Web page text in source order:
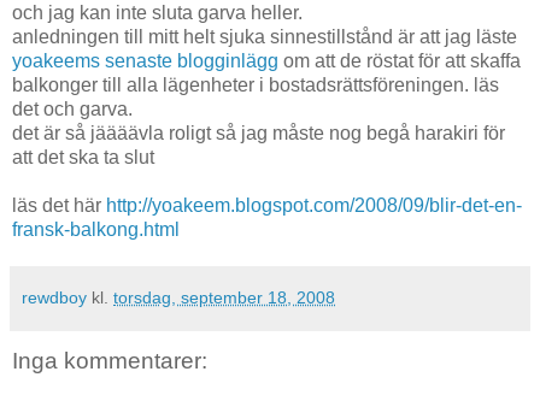
och jag kan inte sluta garva heller.
anledningen till mitt helt sjuka sinnestillstånd är att jag läste
yoakeems senaste blogginlägg om att de röstat för att skaffa
balkonger till alla lägenheter i bostadsrättsföreningen. läs
det och garva.
det är så jäääävla roligt så jag måste nog begå harakiri för
att det ska ta slut
läs det här http://yoakeem.blogspot.com/2008/09/blir-det-en-
fransk-balkong.html
rewdboy kl. torsdag, september 18, 2008
Inga kommentarer: